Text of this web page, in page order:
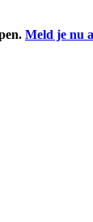
Meld je nu